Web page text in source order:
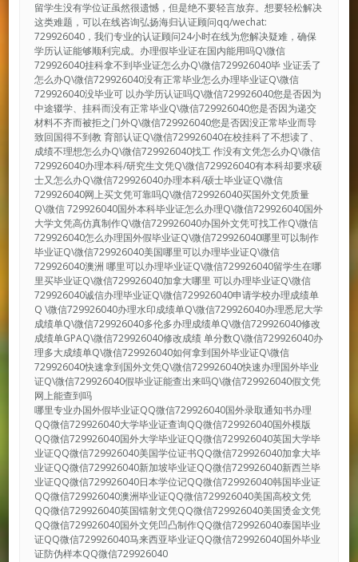
留学生没有学位证虽然很遗憾，但是绝不要轻言放弃。想要轻松解决
这类难题，可以在线咨询弘扬海归认证顾问qq/wechat:
729926040，我们专业的认证顾问24小时在线为您解决疑难，确保
学历认证能够顺利完成。办理假毕业证在国内能用吗Q\微信
729926040挂科拿不到毕业证怎么办Q\微信729926040毕 业证丢了
怎么办Q\微信729926040没有正常毕业怎么办理毕业证Q\微信
729926040没毕业可 以办学历认证吗Q\微信729926040您是否因为
中途辍学、挂科而没有正常毕业Q\微信729926040您是否因为递交
材料不齐而被拒之门外Q\微信729926040您是否因没正常毕业而导
致回国得不到教 育部认证Q\微信729926040在校挂科了不想读了、
成绩不理想怎么办Q\微信729926040找工 作没有文凭怎么办Q\微信
729926040办理本科/研究生文凭Q\微信729926040有本科却要求硕
士又怎么办Q\微信729926040办理本科/硕士毕业证Q\微信
729926040网上买文凭可靠吗Q\微信729926040买国外文凭质量
Q\微信 729926040国外本科毕业证怎么办理Q\微信729926040国外
大学文凭高仿真制作Q\微信729926040办国外文凭可找工作Q\微信
729926040怎么办理国外假毕业证Q\微信729926040哪里可以制作
毕业证Q\微信729926040美国哪里可以办理毕业证Q\微信
729926040澳洲 哪里可以办理毕业证Q\微信729926040留学生在哪
里买毕业证Q\微信729926040加拿大哪里 可以办理毕业证Q\微信
729926040诚信办理毕业证Q\微信729926040申请学校办理成绩单
Q \微信729926040办理水印成绩单Q\微信729926040办理悉尼大学
成绩单Q\微信729926040多伦多办理成绩单Q\微信729926040修改
成绩单GPAQ\微信729926040修改成绩 单分数Q\微信729926040办
理多大成绩单Q\微信729926040如何拿到国外毕业证Q\微信
729926040快速拿到国外文凭Q\微信729926040快速办理国外毕业
证Q\微信729926040假毕业证能查出来吗Q\微信729926040假文凭
网上能查到吗
哪里专业办国外假毕业证QQ微信729926040国外录取通知书办理
QQ微信729926040大学毕业证查询QQ微信729926040国外模版
QQ微信729926040国外大学毕业证QQ微信729926040英国大学毕
业证QQ微信729926040美国学位证书QQ微信729926040加拿大毕
业证QQ微信729926040新加坡毕业证QQ微信729926040新西兰毕
业证QQ微信729926040日本学位记QQ微信729926040韩国毕业证
QQ微信729926040澳洲毕业证QQ微信729926040美国高校文凭
QQ微信729926040英国镭射文凭QQ微信729926040美国烫金文凭
QQ微信729926040国外文凭凹凸制作QQ微信729926040泰国毕业
证QQ微信729926040马来西亚毕业证QQ微信729926040国外毕业
证防伪样本QQ微信729926040